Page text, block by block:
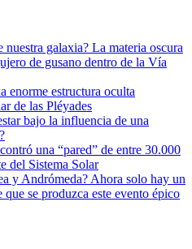
nuestra galaxia? La materia oscura
de gusano dentro de la Vía
enorme estructura oculta
de las Pléyades
bajo la influencia de una
una “pared” de entre 30.000
del Sistema Solar
y Andrómeda? Ahora solo hay un
se produzca este evento épico